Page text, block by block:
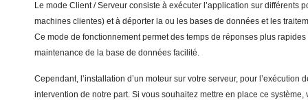
Le mode Client / Serveur consiste à exécuter l’application sur différents
machines clientes) et à déporter la ou les bases de données et les
Ce mode de fonctionnement permet des temps de réponses plus
maintenance de la base de données facilité.
Cependant, l’installation d’un moteur sur votre serveur, pour l’exécution
intervention de notre part. Si vous souhaitez mettre en place ce système,